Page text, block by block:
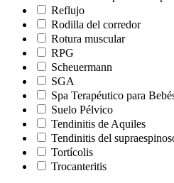
Reflujo
Rodilla del corredor
Rotura muscular
RPG
Scheuermann
SGA
Spa Terapéutico para
Suelo Pélvico
Tendinitis de Aquiles
Tendinitis del
Tortícolis
Trocanteritis